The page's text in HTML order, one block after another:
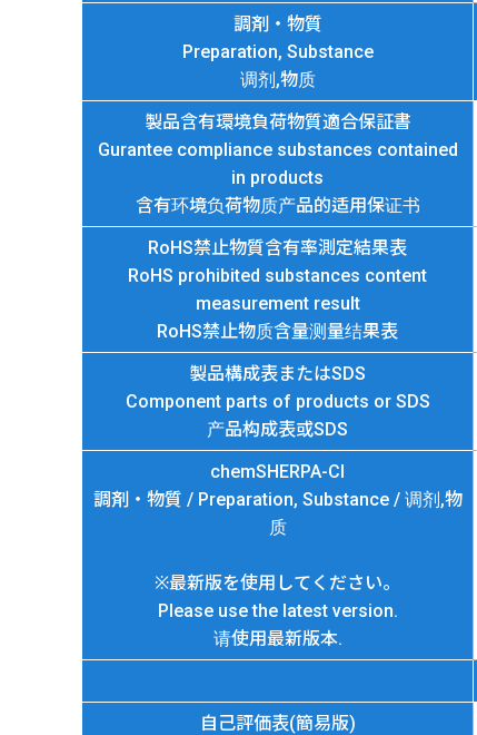
調剤・物質
Preparation, Substance
调剂,物质
製品含有環境負荷物質適合保証書
Gurantee compliance substances contained
in products
含有环境负荷物质产品的适用保证书
RoHS禁止物質含有率測定結果表
RoHS prohibited substances content
measurement result
RoHS禁止物质含量测量结果表
製品構成表またはSDS
Component parts of products or SDS
产品构成表或SDS
chemSHERPA-CI
調剤・物質 / Preparation, Substance / 调剂,物
质
※最新版を使用してください。
Please use the latest version.
请使用最新版本.
自己評価表(簡易版)